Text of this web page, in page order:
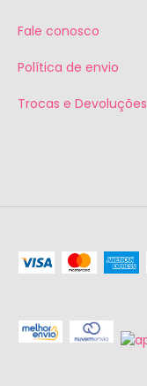
Fale conosco
Política de envio
Trocas e Devoluções